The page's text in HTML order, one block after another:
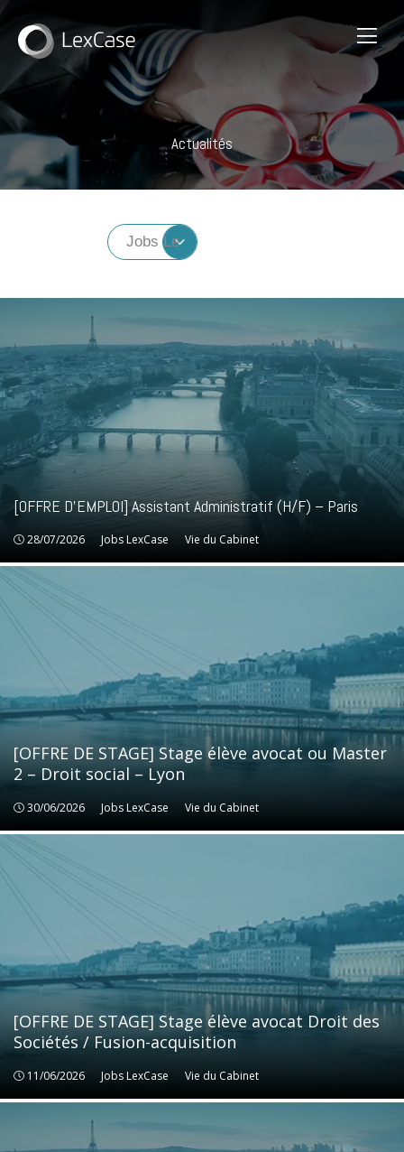
Actualités
[OFFRE D’EMPLOI] Assistant Administratif (H/F) – Paris
28/07/2026 Jobs LexCase Vie du Cabinet
Jobs LexCase Vie du Cabinet
[OFFRE DE STAGE] Stage élève avocat ou Master
2 – Droit social – Lyon
30/06/2026 Jobs LexCase Vie du Cabinet
Jobs LexCase Vie du Cabinet
[OFFRE DE STAGE] Stage élève avocat Droit des
Sociétés / Fusion-acquisition
11/06/2026 Jobs LexCase Vie du Cabinet
Jobs LexCase Vie du Cabinet